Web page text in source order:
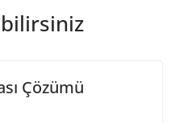
Çözümü